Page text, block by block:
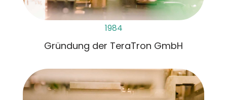
1984
Gründung der TeraTron GmbH